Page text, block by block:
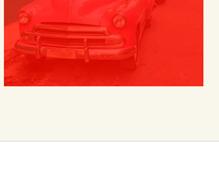
- постарайтесь подать сигнал рукой,
палкой, голосом, свистком, стуком.
Лучше это делать когда услышите
голоса людей, лай собаки;
- как только машины и механизмы
прекратят работу, и наступит тишина
– значит, объявлена «минута
молчания». В это время спасатели с